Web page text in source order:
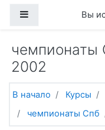
Боковая панель
Вы
чемпионаты
2002
В начало Курсы
чемпионаты Спб